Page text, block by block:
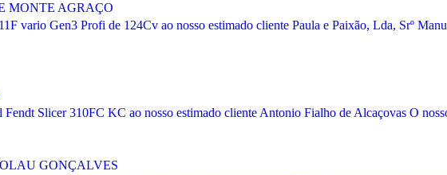
MONTE AGRAÇO
vario Gen3 Profi de 124Cv ao nosso estimado cliente Paula e Paixão, Lda, Srº
Slicer 310FC KC ao nosso estimado cliente Antonio Fialho de Alcaçovas O
GONÇALVES